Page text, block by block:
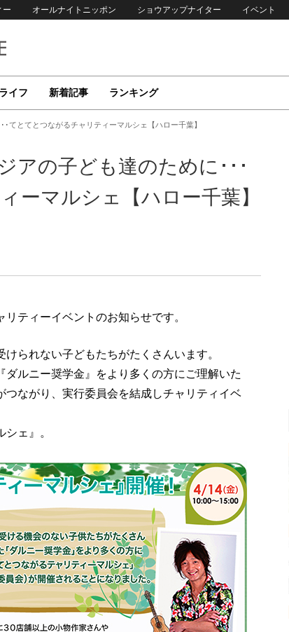
ー オールナイトニッポン ショウアップナイター イベント
ライフ 新着記事 ランキング
てとてとつながるチャリティーマルシェ【ハロー千葉】
アの子ども達のために･･･
ーマルシェ【ハロー千葉】
リティーイベントのお知らせです。
られない子どもたちがたくさんいます。
ルニー奨学金』をより多くの方にご理解いた
ながり、実行委員会を結成しチャリティイベ
ェ』。